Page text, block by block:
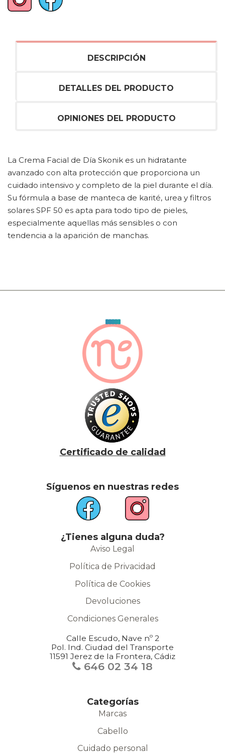
DESCRIPCIÓN
DETALLES DEL PRODUCTO
OPINIONES DEL PRODUCTO
La Crema Facial de Día Skonik es un hidratante
avanzado con alta protección que proporciona un
cuidado intensivo y completo de la piel durante el día.
Su fórmula a base de manteca de karité, urea y filtros
solares SPF 50 es apta para todo tipo de pieles,
especialmente aquellas más sensibles o con
tendencia a la aparición de manchas.
Certificado de calidad
Síguenos en nuestras redes
¿Tienes alguna duda?
Aviso Legal
Política de Privacidad
Política de Cookies
Devoluciones
Condiciones Generales
Calle Escudo, Nave nº 2
Pol. Ind. Ciudad del Transporte
11591 Jerez de la Frontera, Cádiz
646 02 34 18
Categorías
Marcas
Cabello
Cuidado personal